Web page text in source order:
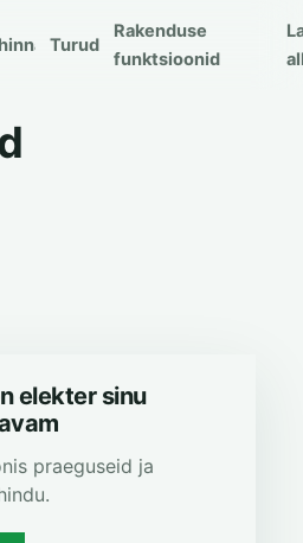
Turud
Rakenduse
funktsioonid
elekter sinu
praeguseid ja